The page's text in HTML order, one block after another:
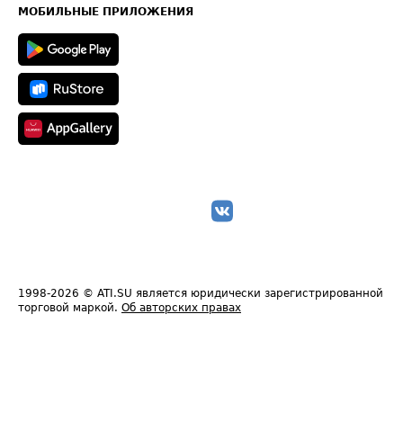
Техническая информация
МОБИЛЬНЫЕ ПРИЛОЖЕНИЯ
1998-2026 © ATI.SU является юридически зарегистрированной
торговой маркой. Об авторских правах